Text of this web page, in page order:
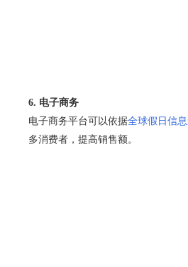
6. 电子商务
电子商务平台可以依据全球假日信
多消费者，提高销售额。